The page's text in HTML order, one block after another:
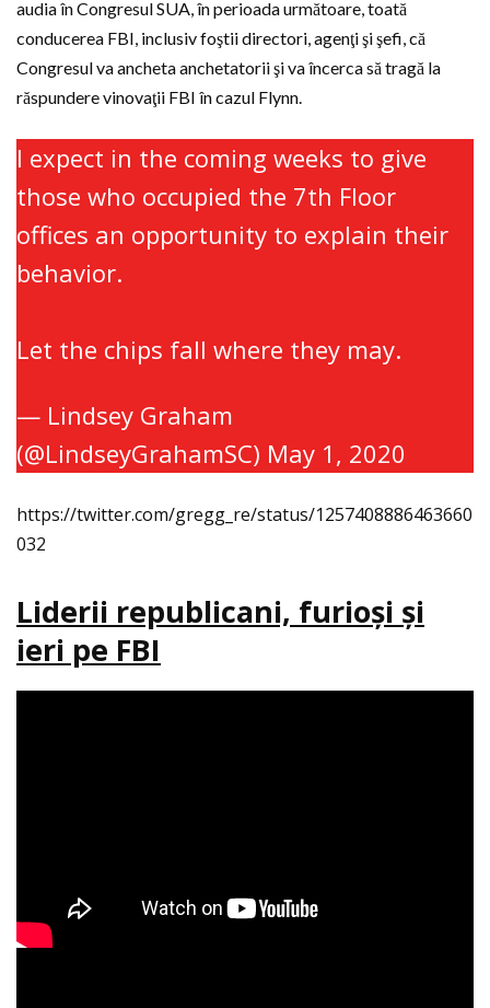
audia în Congresul SUA, în perioada următoare, toată
conducerea FBI, inclusiv foştii directori, agenţi şi şefi, că
Congresul va ancheta anchetatorii şi va încerca să tragă la
răspundere vinovaţii FBI în cazul Flynn.
I expect in the coming weeks to give
those who occupied the 7th Floor
offices an opportunity to explain their
behavior.
Let the chips fall where they may.
— Lindsey Graham
(@LindseyGrahamSC) May 1, 2020
https://twitter.com/gregg_re/status/1257408886463660
032
Liderii republicani, furioşi şi
ieri pe FBI